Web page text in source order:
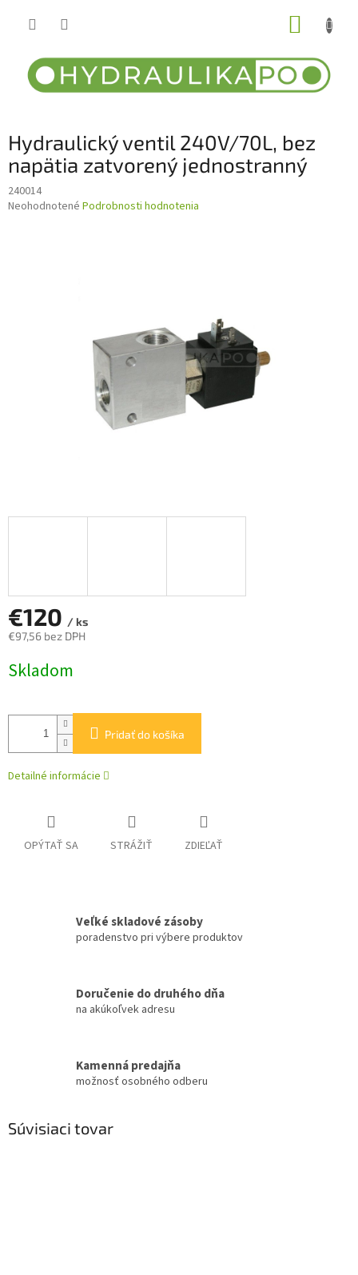
Hydraulický ventil 240V/70L, bez
napätia zatvorený jednostranný
240014
Priemerné
Neohodnotené Podrobnosti hodnotenia
€120 / ks
€97,56 bez DPH
cena:
Skladom
Pridať do košíka
Detailné informácie
OPÝTAŤ SA STRÁŽIŤ ZDIEĽAŤ
Veľké skladové zásoby
poradenstvo pri výbere produktov
Doručenie do druhého dňa
na akúkoľvek adresu
Kamenná predajňa
možnosť osobného odberu
Súvisiaci tovar